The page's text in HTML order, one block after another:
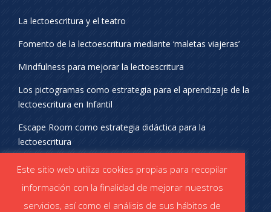
La lectoescritura y el teatro
Fomento de la lectoescritura mediante ‘maletas viajeras’
Mindfulness para mejorar la lectoescritura
Los pictogramas como estrategia para el aprendizaje de la
lectoescritura en Infantil
Escape Room como estrategia didáctica para la
lectoescritura
¡SÍGUENOS EN REDES SOCIALES!
Este sitio web utiliza cookies propias para recopilar
información con la finalidad de mejorar nuestros
servicios, así como el análisis de sus hábitos de